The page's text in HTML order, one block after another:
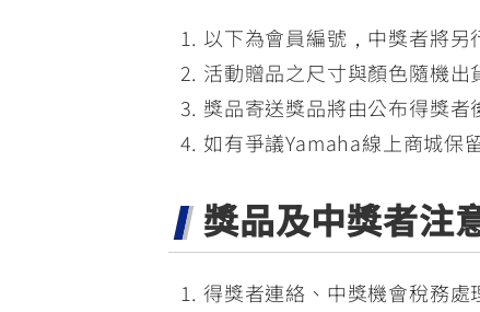
以下為會員編號，中獎者將另
活動贈品之尺寸與顏色隨機出
獎品寄送獎品將由公布得獎
如有爭議Yamaha線上商城保
獎品及中獎者注
得獎者連絡、中獎機會稅務處